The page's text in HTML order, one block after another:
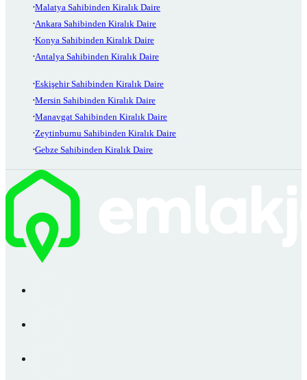
Malatya Sahibinden Kiralık Daire
Ankara Sahibinden Kiralık Daire
Konya Sahibinden Kiralık Daire
Antalya Sahibinden Kiralık Daire
Eskişehir Sahibinden Kiralık Daire
Mersin Sahibinden Kiralık Daire
Manavgat Sahibinden Kiralık Daire
Zeytinburnu Sahibinden Kiralık Daire
Gebze Sahibinden Kiralık Daire